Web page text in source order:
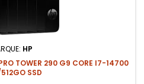
HP
TOWER 290 G9 CORE I7-14700
SSD